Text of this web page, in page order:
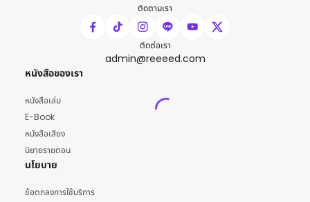
ติดตามเรา
ติดต่อเรา
admin@reeeed.com
หนังสือของเรา
หนังสือเล่ม
E-Book
หนังสือเสียง
นิยายรายตอน
นโยบาย
ข้อตกลงการใช้บริการ